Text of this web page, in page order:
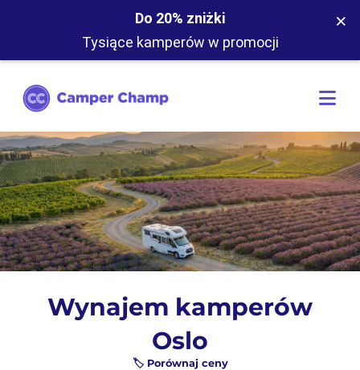
Do 20% zniżki
Tysiące kamperów w promocji
×
Wynajem kamperów
Oslo
🏷️ Porównaj ceny